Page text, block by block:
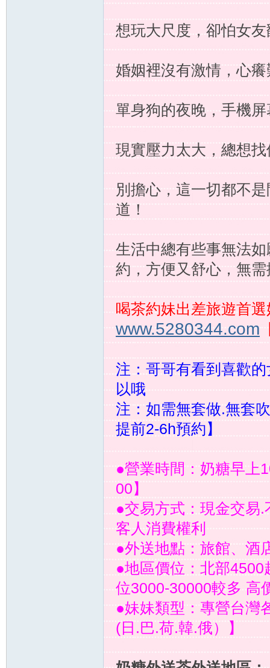
想玩大尺度，卻怕女
婚姻裡沒有激情，心
單身狗的夜晚，手機
現實壓力太大，總想
別擔心，這一切都不
道！
生活中總有些事無法
約，方便又舒心，無
喝茶約妹出差旅遊首
www.5280344.com
注：哥哥有看到喜歡
以哦
注：如需無套做.無套
提前2-6h預約】
●營業時間：奶糖早上
00】
●交易方式：現金交易
客人消費權利
●外送地點：旅館、酒
●地區價位：北部
位3000-30000較多 高
●妹妹類型：專營台灣
(日.巴.荷.韓.俄）】